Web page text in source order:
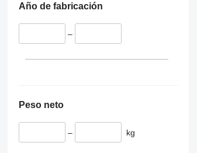
Año de fabricación
–
Peso neto
– kg